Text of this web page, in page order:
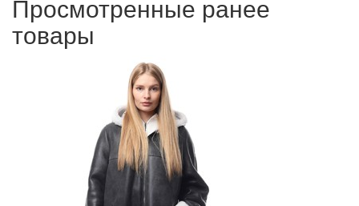
Просмотренные ранее
товары